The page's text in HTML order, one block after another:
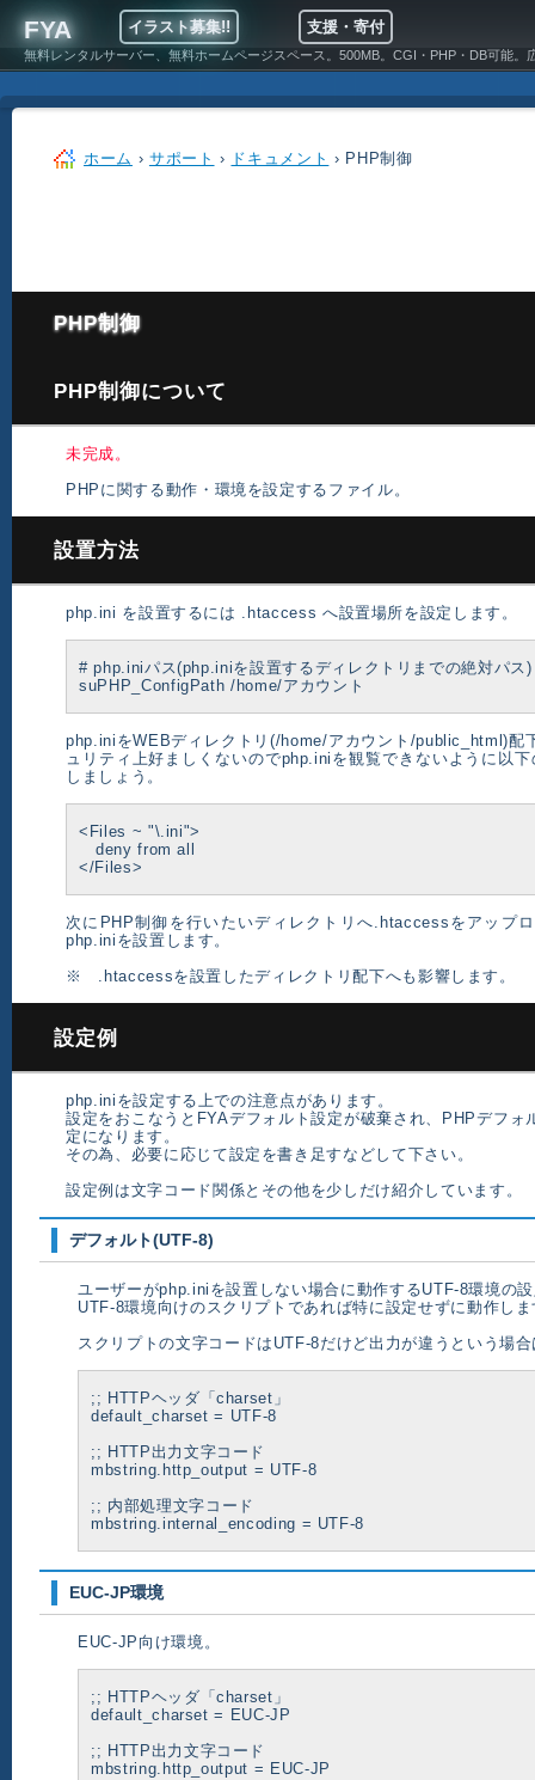
支援・寄付
イラスト募集!!
FYA
無料レンタルサーバー、無料ホームページスペース。500MB。CGI・PHP・DB可能。
ホーム › サポート › ドキュメント › PHP制御
PHP制御
PHP制御について
未完成。
PHPに関する動作・環境を設定するファイル。
設置方法
php.ini を設置するには .htaccess へ設置場所を設定します。
# php.iniパス(php.iniを設置するディレクトリまでの絶対パス)
suPHP_ConfigPath /home/アカウント
php.iniをWEBディレクトリ(/home/アカウント/public_html)配
ュリティ上好ましくないのでphp.iniを観覧できないように以
しましょう。
<Files ~ "\.ini">
deny from all
</Files>
次にPHP制御を行いたいディレクトリへ.htaccessをアップ
php.iniを設置します。
※ .htaccessを設置したディレクトリ配下へも影響します。
設定例
php.iniを設定する上での注意点があります。
設定をおこなうとFYAデフォルト設定が破棄され、PHPデフォ
定になります。
その為、必要に応じて設定を書き足すなどして下さい。
設定例は文字コード関係とその他を少しだけ紹介しています。
デフォルト(UTF-8)
ユーザーがphp.iniを設置しない場合に動作するUTF-8環境の
UTF-8環境向けのスクリプトであれば特に設定せずに動作し
スクリプトの文字コードはUTF-8だけど出力が違うという場
;; HTTPヘッダ「charset」
default_charset = UTF-8
;; HTTP出力文字コード
mbstring.http_output = UTF-8
;; 内部処理文字コード
mbstring.internal_encoding = UTF-8
EUC-JP環境
EUC-JP向け環境。
;; HTTPヘッダ「charset」
default_charset = EUC-JP
;; HTTP出力文字コード
mbstring.http_output = EUC-JP